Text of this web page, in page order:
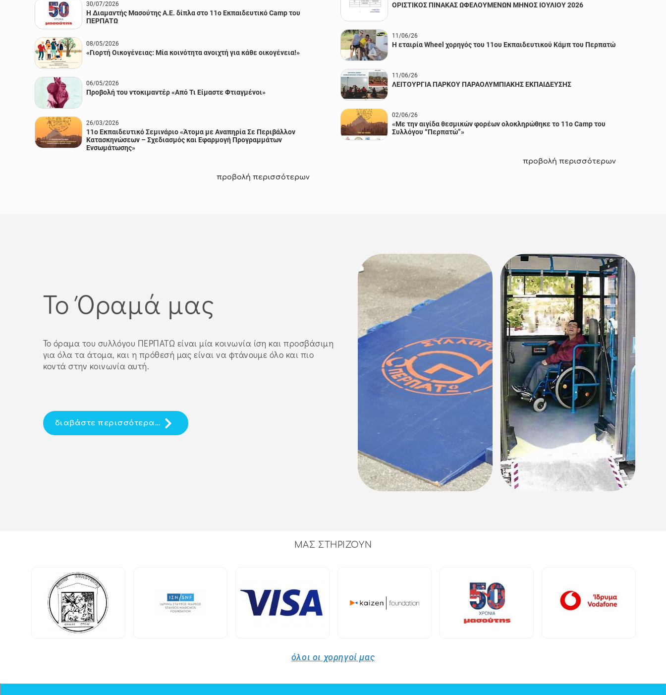
30/07/2026
Η Διαμαντής Μασούτης Α.Ε. δίπλα στο 11ο Εκπαιδευτικό Camp του
ΠΕΡΠΑΤΩ
08/05/2026
«Γιορτή Οικογένειας: Μία κοινότητα ανοιχτή για κάθε οικογένεια!»
06/05/2026
Προβολή του ντοκιμαντέρ «Από Τι Είμαστε Φτιαγμένοι»
26/03/2026
11ο Εκπαιδευτικό Σεμινάριο «Άτομα με Αναπηρία Σε Περιβάλλον
Κατασκηνώσεων – Σχεδιασμός και Εφαρμογή Προγραμμάτων
Ενσωμάτωσης»
προβολή περισσότερων
ΟΡΙΣΤΙΚΟΣ ΠΙΝΑΚΑΣ ΩΦΕΛΟΥΜΕΝΩΝ ΜΗΝΟΣ ΙΟΥΛΙΟΥ 2026
11/06/26
Η εταιρία Wheel χορηγός του 11ου Εκπαιδευτικού Κάμπ του Περπατώ
11/06/26
ΛΕΙΤΟΥΡΓΙΑ ΠΑΡΚΟΥ ΠΑΡΑΟΛΥΜΠΙΑΚΗΣ ΕΚΠΑΙΔΕΥΣΗΣ
02/06/26
«Με την αιγίδα θεσμικών φορέων ολοκληρώθηκε το 11ο Camp του
Συλλόγου “Περπατώ”»
προβολή περισσότερων
Το Όραμά μας
Το όραμα του συλλόγου ΠΕΡΠΑΤΩ είναι μία κοινωνία ίση και προσβάσιμη
για όλα τα άτομα, και η πρόθεσή μας είναι να φτάνουμε όλο και πιο
κοντά στην κοινωνία αυτή.
διαβάστε περισσότερα…
ΜΑΣ ΣΤΗΡΙΖΟΥΝ
όλοι οι χορηγοί μας